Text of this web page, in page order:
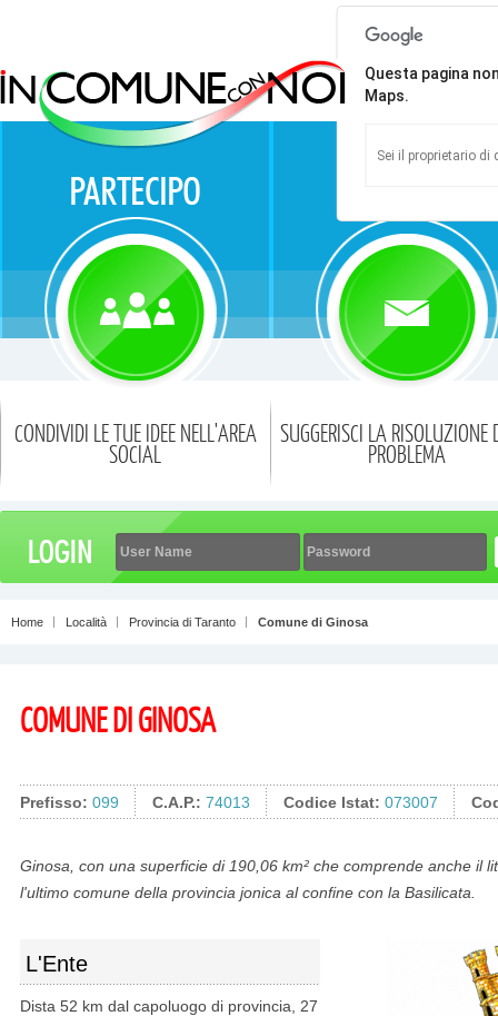
CONDIVIDI LE TUE IDEE NELL'AREA
SOCIAL
SUGGERISCI LA RISOLUZIONE
PROBLEMA
Home Località Provincia di Taranto Comune di Ginosa
COMUNE DI GINOSA
Prefisso: 099 C.A.P.: 74013 Codice Istat: 073007
Ginosa, con una superficie di 190,06 km² che comprende anche il
l'ultimo comune della provincia jonica al confine con la Basilicata.
L'Ente
Dista 52 km dal capoluogo di provincia, 27
Questa pagina
Maps.
Sei il proprietario di